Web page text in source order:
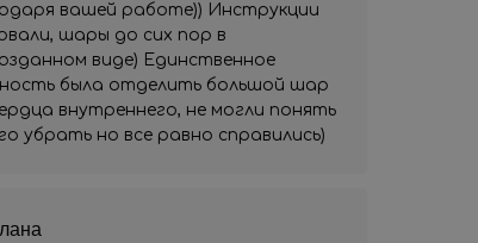
вашей работе)) Инструкции
шары до сих пор в
виде) Единственное
была отделить большой шар
внутреннего, не могли понять
убрать но все равно справились)